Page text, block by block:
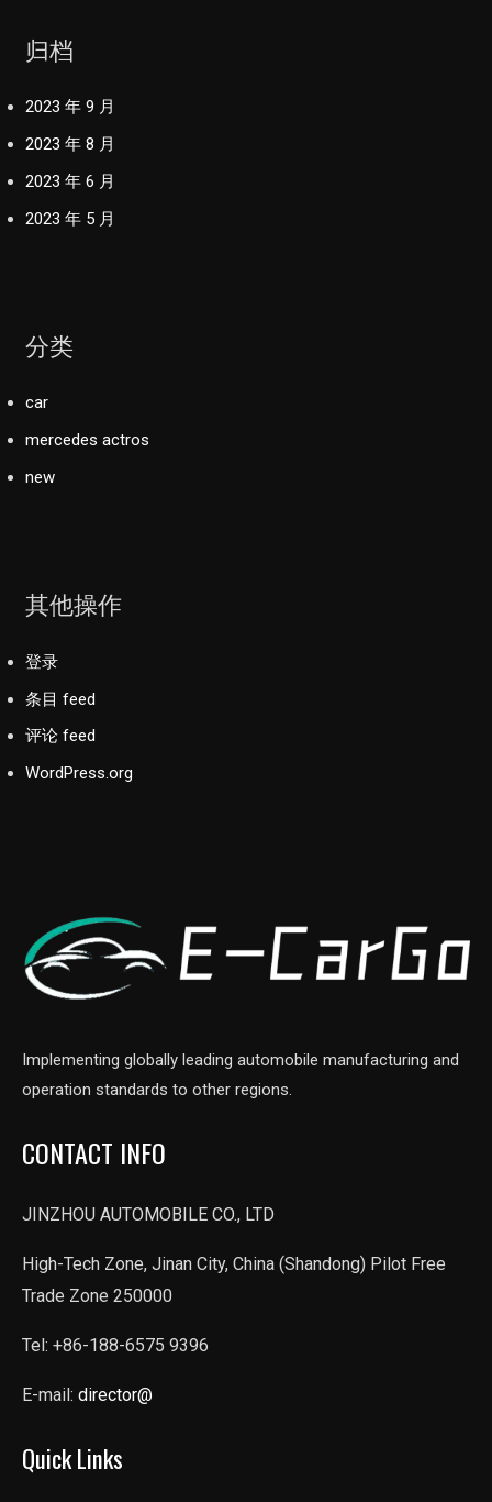
归档
2023 年 9 月
2023 年 8 月
2023 年 6 月
2023 年 5 月
分类
car
mercedes actros
new
其他操作
登录
条目 feed
评论 feed
WordPress.org
Implementing globally leading automobile manufacturing and
operation standards to other regions.
CONTACT INFO
JINZHOU AUTOMOBILE CO., LTD
High-Tech Zone, Jinan City, China (Shandong) Pilot Free
Trade Zone 250000
Tel: +86-188-6575 9396
E-mail: director@
Quick Links